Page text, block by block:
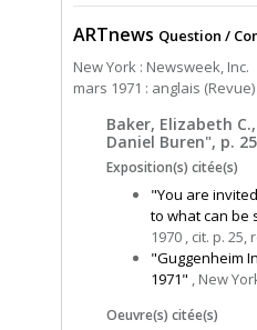
ARTnews Question /
New York : Newsweek, Inc.
mars 1971 : anglais (Revue)
Baker, Elizabeth
Daniel Buren", p.
Exposition(s) citée(s)
"You are
to what can be
1970 , cit. p.
"Guggenheim
1971" , New
Oeuvre(s) citée(s)